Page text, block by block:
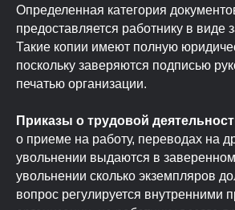
Определенная категория
предоставляется работнику в виде
Такие копии имеют полную
поскольку заверяются подписью
печатью организации.
Приказы о трудовой
о приеме на работу, переводах на
увольнении выдаются в
увольнении сколько экземпляров
вопрос регулируется внутренними